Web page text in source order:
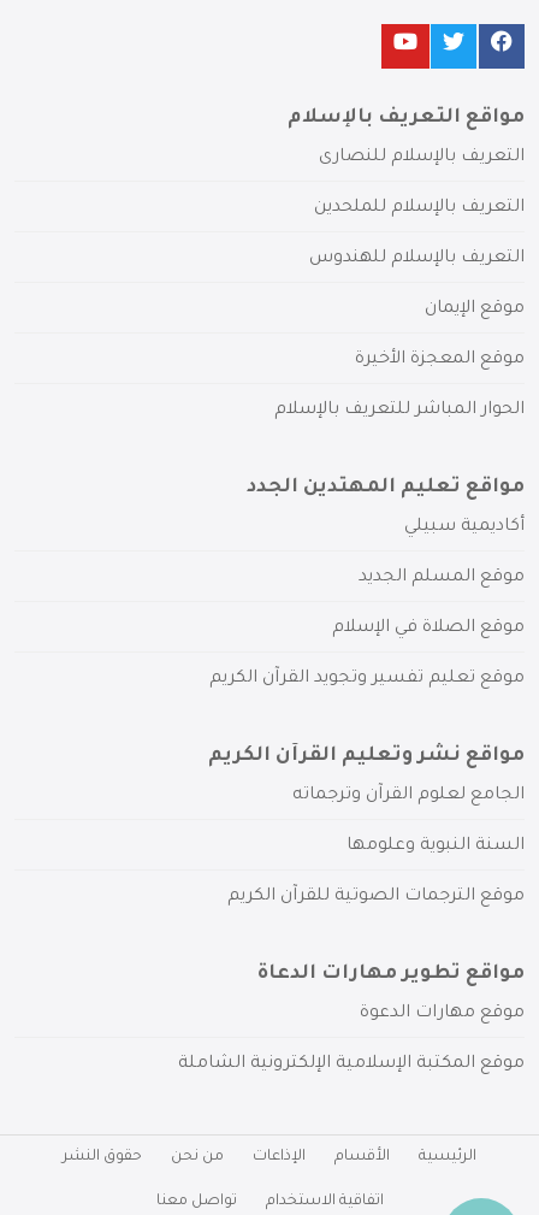
مواقع التعريف بالإسلام
التعريف بالإسلام للنصارى
التعريف بالإسلام للملحدين
التعريف بالإسلام للهندوس
موقع الإيمان
موقع المعجزة الأخيرة
الحوار المباشر للتعريف بالإسلام
مواقع تعليم المهتدين الجدد
أكاديمية سبيلي
موقع المسلم الجديد
موقع الصلاة في الإسلام
موقع تعليم تفسير وتجويد القرآن الكريم
مواقع نشر وتعليم القرآن الكريم
الجامع لعلوم القرآن وترجماته
السنة النبوية وعلومها
موقع الترجمات الصوتية للقرآن الكريم
مواقع تطوير مهارات الدعاة
موقع مهارات الدعوة
موقع المكتبة الإسلامية الإلكترونية الشاملة
الرئيسية الأقسام الإذاعات من نحن حقوق النشر
اتفاقية الاستخدام تواصل معنا